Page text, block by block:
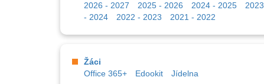
2026 - 2027
2025 - 2026 2024 - 2025
2023
- 2024
2022 - 2023 2021 - 2022
Žáci
Office 365+
Edookit Jídelna